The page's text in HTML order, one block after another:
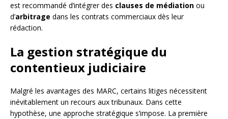
est recommandé d’intégrer des clauses de médiation ou
d’arbitrage dans les contrats commerciaux dès leur
rédaction.
La gestion stratégique du
contentieux judiciaire
Malgré les avantages des MARC, certains litiges nécessitent
inévitablement un recours aux tribunaux. Dans cette
hypothèse, une approche stratégique s’impose. La première